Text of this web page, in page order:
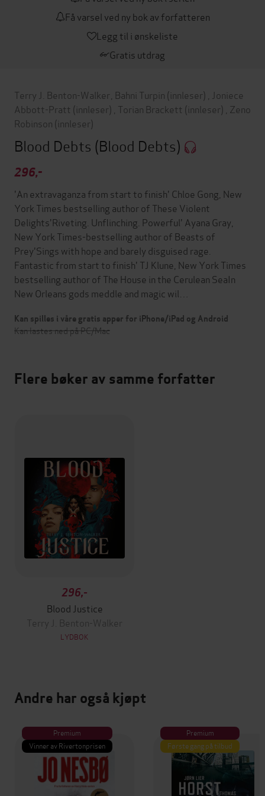
Få varsel ved ny bok av forfatteren
Legg til i ønskeliste
Gratis utdrag
Terry J. Benton-Walker Bahni Turpin (innleser)
Joniece
Abbott-Pratt (innleser) Torian Brackett (innleser) Zeno
Robinson (innleser)
Blood Debts (Blood Debts)
296,-
'An extravaganza from start to finish' Chloe Gong, New
York Times bestselling author of These Violent
Delights'Riveting. Unflinching. Powerful' Ayana Gray,
New York Times-bestselling author of Beasts of
Prey'Sings with hope and barely disguised rage.
Fantastic from start to finish' TJ Klune, New York Times
bestselling author of The House in the Cerulean SeaIn
New Orleans gods meddle and magic wil…
Kan spilles i våre gratis apper for iPhone/iPad og Android
Kan lastes ned på PC/Mac
Flere bøker av samme forfatter
296,-
Blood Justice
Terry J. Benton-Walker
LYDBOK
Andre har også kjøpt
Premium
Vinner av Rivertonprisen
Premium
Første gang på tilbud